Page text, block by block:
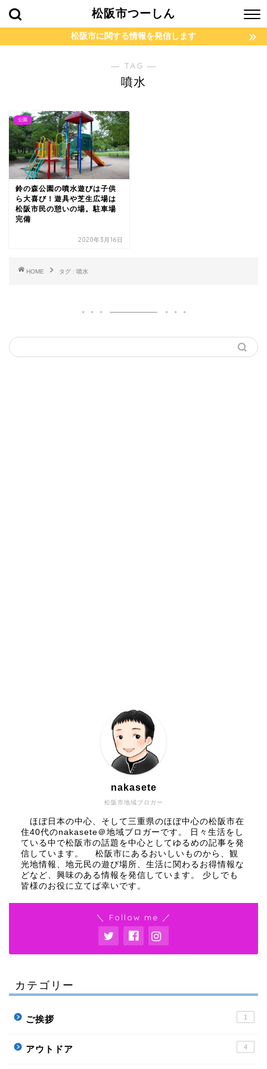
松阪市つーしん
松阪市に関する情報を発信します
― TAG ―
噴水
公園
鈴の森公園の噴水遊びは子供
ら大喜び！遊具や芝生広場は
松阪市民の憩いの場。駐車場
完備
2020年3月16日
HOME タグ : 噴水
松阪市地域ブロガー
nakasete
ほぼ日本の中心、そして三重県のほぼ中心の松阪市在
住40代のnakasete＠地域ブロガーです。 日々生活をし
ている中で松阪市の話題を中心としてゆるめの記事を発
信しています。 松阪市にあるおいしいものから、観
光地情報、地元民の遊び場所、生活に関わるお得情報な
どなど、興味のある情報を発信しています。 少しでも
皆様のお役に立てば幸いです。
＼ Follow me ／
カテゴリー
ご挨拶 1
アウトドア 4